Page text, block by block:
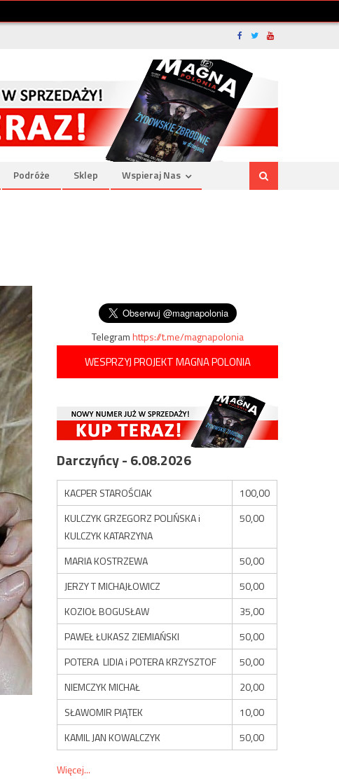
Podróże Sklep Wspieraj Nas
Telegramhttps://t.me/magnapolonia
WESPRZYJ PROJEKT MAGNA POLONIA
Darczyńcy - 6.08.2026
KACPER STAROŚCIAK
100,00
KULCZYK GRZEGORZ POLIŃSKA i
KULCZYK KATARZYNA
50,00
MARIA KOSTRZEWA
50,00
JERZY T MICHAJŁOWICZ
50,00
KOZIOŁ BOGUSŁAW
35,00
PAWEŁ ŁUKASZ ZIEMIAŃSKI
50,00
POTERA LIDIA i POTERA KRZYSZTOF
50,00
NIEMCZYK MICHAŁ
20,00
SŁAWOMIR PIĄTEK
10,00
KAMIL JAN KOWALCZYK
50,00
Więcej...